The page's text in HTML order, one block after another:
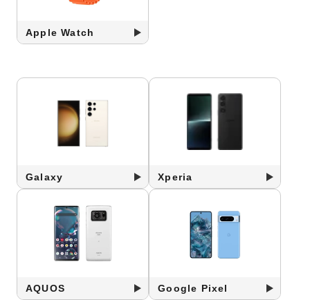
Apple Watch
Galaxy Xperia
AQUOS Google Pixel